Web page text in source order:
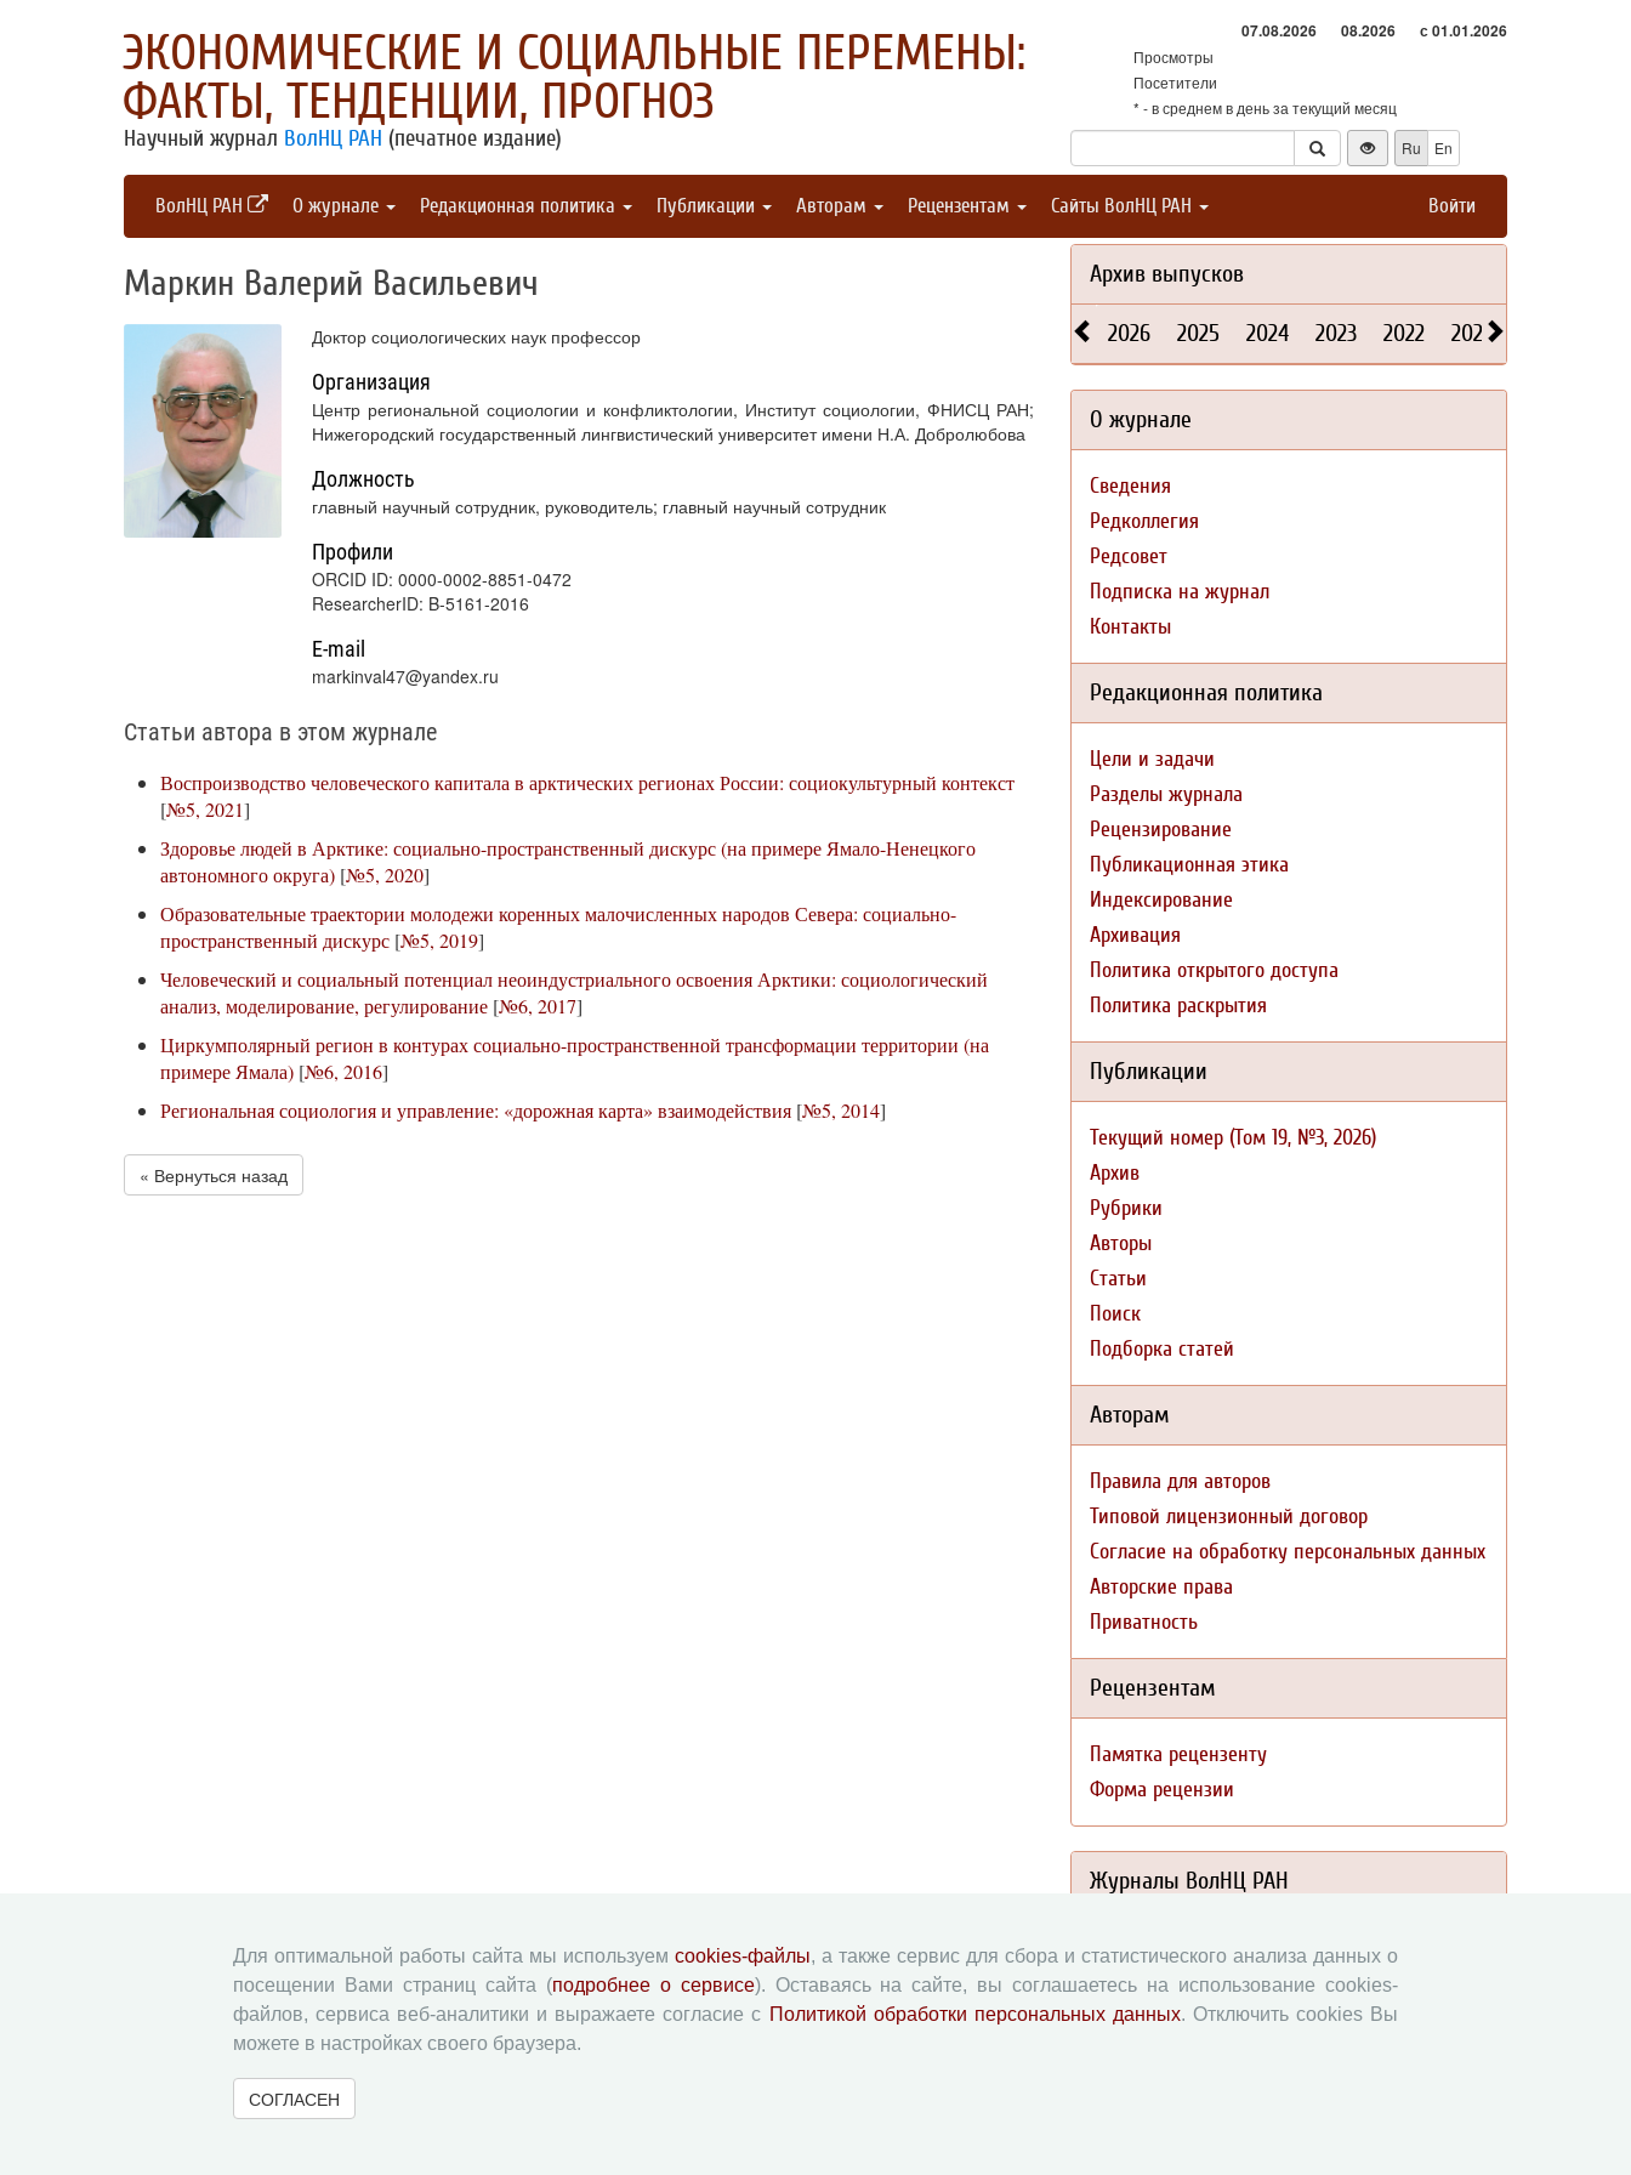
ЭКОНОМИЧЕСКИЕ И СОЦИАЛЬНЫЕ ПЕРЕМЕНЫ:
ФАКТЫ, ТЕНДЕНЦИИ, ПРОГНОЗ
Научный журнал ВолНЦ РАН (печатное издание)
07.08.2026 08.2026 с 01.01.2026
Просмотры
Посетители
* - в среднем в день за текущий месяц
Ru
En
ВолНЦ РАН О журнале Редакционная политика Публикации Авторам Рецензентам Сайты ВолНЦ РАН Войти
Маркин Валерий Васильевич
Доктор социологических наук профессор
Организация
Центр региональной социологии и конфликтологии, Институт социологии, ФНИСЦ РАН;
Нижегородский государственный лингвистический университет имени Н.А. Добролюбова
Должность
главный научный сотрудник, руководитель; главный научный сотрудник
Профили
ORCID ID: 0000-0002-8851-0472
ResearcherID: B-5161-2016
E-mail
markinval47@yandex.ru
Статьи автора в этом журнале
Воспроизводство человеческого капитала в арктических регионах России: социокультурный контекст
[№5, 2021]
Здоровье людей в Арктике: социально-пространственный дискурс (на примере Ямало-Ненецкого
автономного округа) [№5, 2020]
Образовательные траектории молодежи коренных малочисленных народов Севера: социально-
пространственный дискурс [№5, 2019]
Человеческий и социальный потенциал неоиндустриального освоения Арктики: социологический
анализ, моделирование, регулирование [№6, 2017]
Циркумполярный регион в контурах социально-пространственной трансформации территории (на
примере Ямала) [№6, 2016]
Региональная социология и управление: «дорожная карта» взаимодействия [№5, 2014]
« Вернуться назад
Архив выпусков
2026 2025 2024 2023 2022 2021
О журнале
Сведения
Редколлегия
Редсовет
Подписка на журнал
Контакты
Редакционная политика
Цели и задачи
Разделы журнала
Рецензирование
Публикационная этика
Индексирование
Архивация
Политика открытого доступа
Политика раскрытия
Публикации
Текущий номер (Том 19, №3, 2026)
Архив
Рубрики
Авторы
Статьи
Поиск
Подборка статей
Авторам
Правила для авторов
Типовой лицензионный договор
Согласие на обработку персональных данных
Авторские права
Приватность
Рецензентам
Памятка рецензенту
Форма рецензии
Журналы ВолНЦ РАН
Экономические и социальные перемены
Проблемы развития территории
Вопросы территориального развития
Для оптимальной работы сайта мы используем cookies-файлы, а также сервис для сбора и статистического анализа данных о
посещении Вами страниц сайта (подробнее о сервисе). Оставаясь на сайте, вы соглашаетесь на использование cookies-
файлов, сервиса веб-аналитики и выражаете согласие с Политикой обработки персональных данных. Отключить cookies Вы
можете в настройках своего браузера.
СОГЛАСЕН